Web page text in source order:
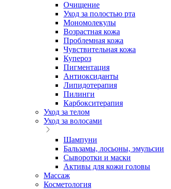
Очищение
Уход за полостью рта
Мономолекулы
Возрастная кожа
Проблемная кожа
Чувствительная кожа
Купероз
Пигментация
Антиоксиданты
Липидотерапия
Пилинги
Карбокситерапия
Уход за телом
Уход за волосами
Шампуни
Бальзамы, лосьоны, эмульсии
Сыворотки и маски
Активы для кожи головы
Массаж
Косметология